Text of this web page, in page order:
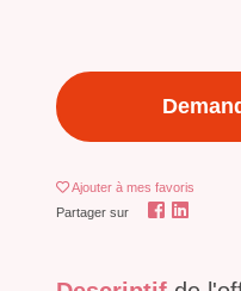
Ajouter à mes favoris
Partager sur